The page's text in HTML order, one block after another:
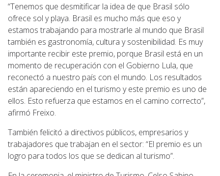
“Tenemos que desmitificar la idea de que Brasil sólo
ofrece sol y playa. Brasil es mucho más que eso y
estamos trabajando para mostrarle al mundo que Brasil
también es gastronomía, cultura y sostenibilidad. Es muy
importante recibir este premio, porque Brasil está en un
momento de recuperación con el Gobierno Lula, que
reconectó a nuestro país con el mundo. Los resultados
están apareciendo en el turismo y este premio es uno de
ellos. Esto refuerza que estamos en el camino correcto”,
afirmó Freixo.
También felicitó a directivos públicos, empresarios y
trabajadores que trabajan en el sector: “El premio es un
logro para todos los que se dedican al turismo”.